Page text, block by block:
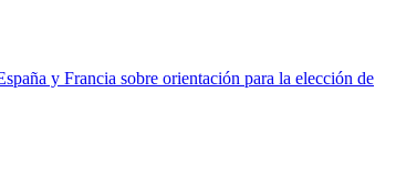
y Francia sobre orientación para la elección de